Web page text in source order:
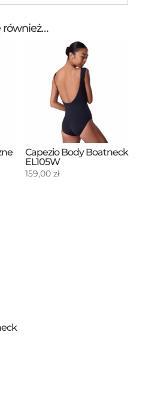
również…
Capezio Body Boatneck
EL105W
159,00zł